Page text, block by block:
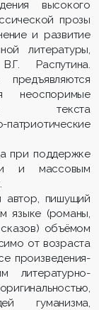
высокого
прозы
и развитие
литературы,
Распутина.
неоспоримые
текста
при поддержке
и массовым
автор, пишущий
языке (романы,
объёмом
от возраста
произведения-
литературно-
гуманизма,